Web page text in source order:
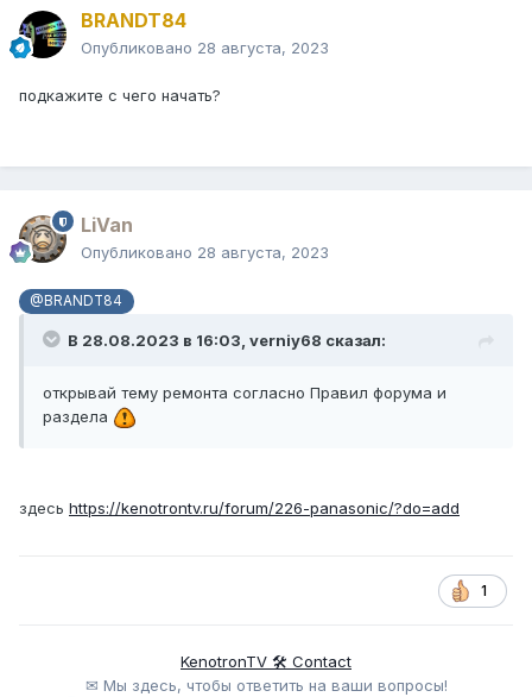
BRANDT84
Опубликовано 28 августа, 2023
подкажите с чего начать?
LiVan
Опубликовано 28 августа, 2023
@BRANDT84
В 28.08.2023 в 16:03, verniy68 сказал:
открывай тему ремонта согласно Правил форума и
раздела
здесь https://kenotrontv.ru/forum/226-panasonic/?do=add
1
KenotronTV 🛠 Contact
✉ Мы здесь, чтобы ответить на ваши вопросы!